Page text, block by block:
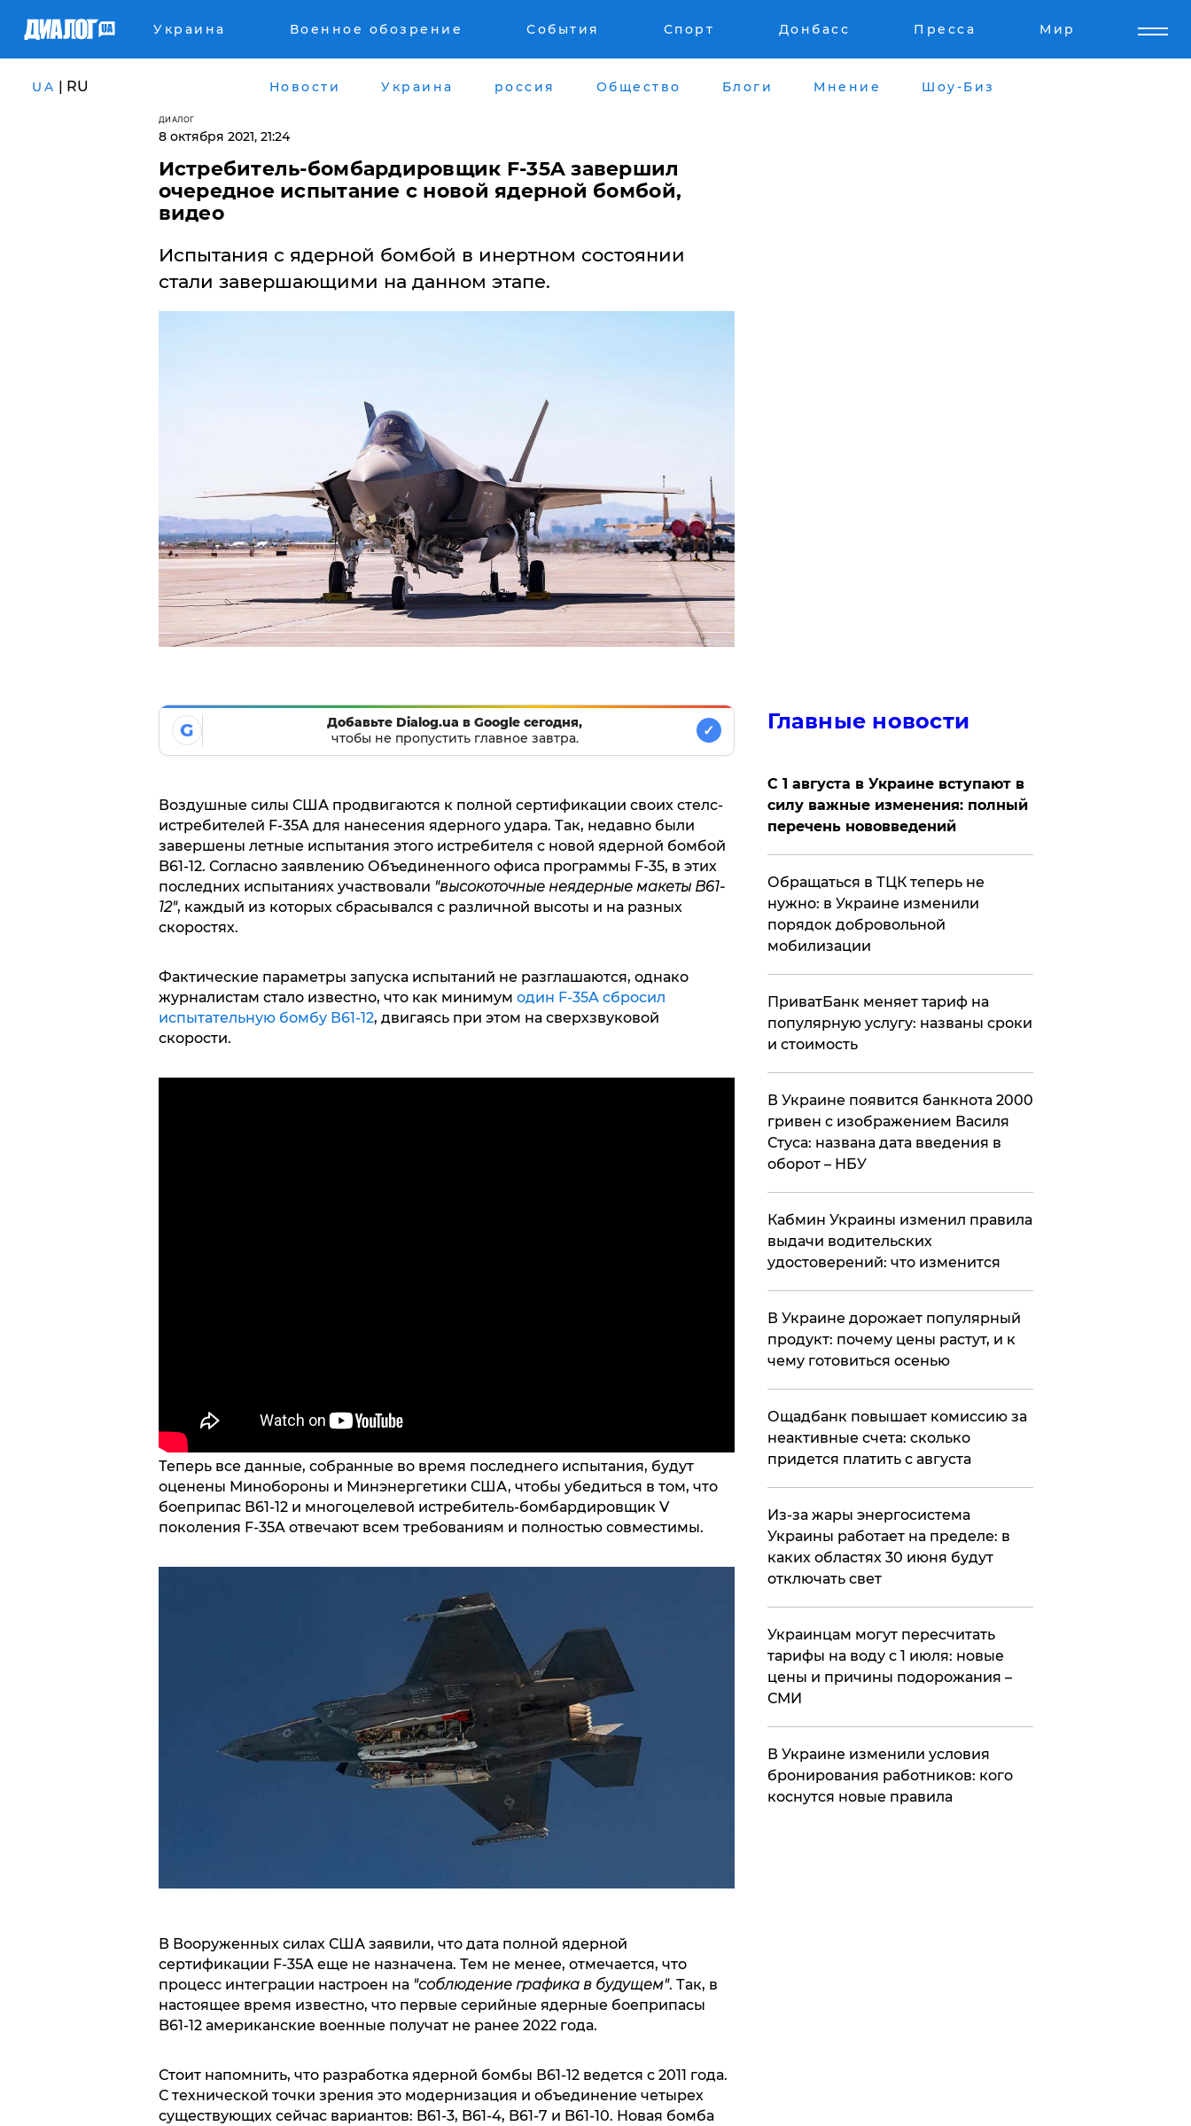
Украина Военное обозрение События Спорт Донбасс Пресса Мир
UA | RU Новости Украина россия Общество Блоги Мнение Шоу-Биз
ДИАЛОГ
8 октября 2021, 21:24
Истребитель-бомбардировщик F-35A завершил
очередное испытание с новой ядерной бомбой,
видео
​Испытания с ядерной бомбой в инертном состоянии
стали завершающими на данном этапе.
G
Добавьте Dialog.ua в Google сегодня,
чтобы не пропустить главное завтра.
✓
Воздушные силы США продвигаются к полной сертификации своих стелс-
истребителей F-35A для нанесения ядерного удара. Так, недавно были
завершены летные испытания этого истребителя с новой ядерной бомбой
B61-12. Согласно заявлению Объединенного офиса программы F-35, в этих
последних испытаниях участвовали "высокоточные неядерные макеты В61-
12", каждый из которых сбрасывался с различной высоты и на разных
скоростях.
Фактические параметры запуска испытаний не разглашаются, однако
журналистам стало известно, что как минимум один F-35A сбросил
испытательную бомбу В61-12, двигаясь при этом на сверхзвуковой
скорости.
Теперь все данные, собранные во время последнего испытания, будут
оценены Минобороны и Минэнергетики США, чтобы убедиться в том, что
боеприпас В61-12 и многоцелевой истребитель-бомбардировщик V
поколения F-35A отвечают всем требованиям и полностью совместимы.
В Вооруженных силах США заявили, что дата полной ядерной
сертификации F-35A еще не назначена. Тем не менее, отмечается, что
процесс интеграции настроен на "соблюдение графика в будущем". Так, в
настоящее время известно, что первые серийные ядерные боеприпасы
B61-12 американские военные получат не ранее 2022 года.
Стоит напомнить, что разработка ядерной бомбы В61-12 ведется с 2011 года.
С технической точки зрения это модернизация и объединение четырех
существующих сейчас вариантов: B61-3, B61-4, B61-7 и B61-10. Новая бомба
Главные новости
С 1 августа в Украине вступают в
силу важные изменения: полный
перечень нововведений
Обращаться в ТЦК теперь не
нужно: в Украине изменили
порядок добровольной
мобилизации
ПриватБанк меняет тариф на
популярную услугу: названы сроки
и стоимость
В Украине появится банкнота 2000
гривен с изображением Василя
Стуса: названа дата введения в
оборот – НБУ
Кабмин Украины изменил правила
выдачи водительских
удостоверений: что изменится
В Украине дорожает популярный
продукт: почему цены растут, и к
чему готовиться осенью
​Ощадбанк повышает комиссию за
неактивные счета: сколько
придется платить с августа
Из-за жары энергосистема
Украины работает на пределе: в
каких областях 30 июня будут
отключать свет
Украинцам могут пересчитать
тарифы на воду с 1 июля: новые
цены и причины подорожания –
СМИ
В Украине изменили условия
бронирования работников: кого
коснутся новые правила